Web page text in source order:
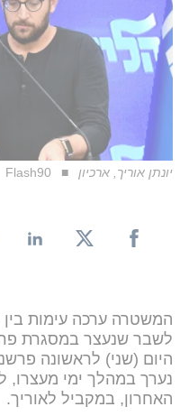
יונתן אוריך, ארכיון Flash90
המשטרה ערכה עימות בין
לשבר שנעצר במסגרת
היום (שני) לראשונה
נערך במהלך ימי מעצרו,
האחרון, במקביל לאוריך.